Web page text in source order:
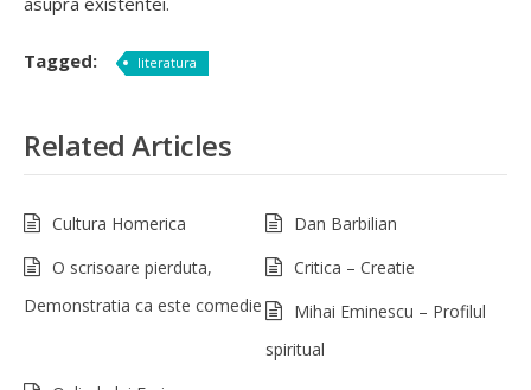
Tagged: literatura
Related Articles
Cultura Homerica
Dan Barbilian
O scrisoare pierduta,
Demonstratia ca este comedie
Critica – Creatie
Mihai Eminescu – Profilul
spiritual